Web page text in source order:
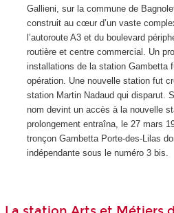
Gallieni, sur la commune de
construit au cœur d’un vaste
l’autoroute A3 et du boulevard
routière et centre commercial. Un
installations de la station Gambetta
opération. Une nouvelle station fut
station Martin Nadaud qui disparut.
nom devint un accès à la nouvelle
prolongement entraîna, le 27 mars
tronçon Gambetta Porte-des-Lilas
indépendante sous le numéro 3 bis.